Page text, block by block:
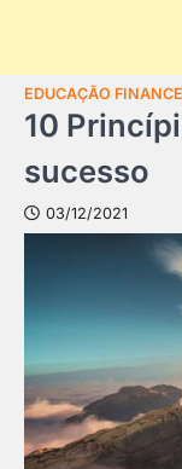
EDUCAÇÃO
10
sucesso
03/12/2021